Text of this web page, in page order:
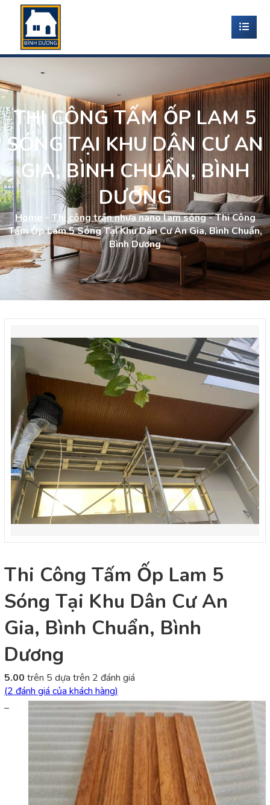
THI CÔNG TẤM ỐP LAM 5
SÓNG TẠI KHU DÂN CƯ AN
GIA, BÌNH CHUẨN, BÌNH
DƯƠNG
Home - Thi công trần nhựa nano lam sóng-Thi Công
Tấm Ốp Lam 5 Sóng Tại Khu Dân Cư An Gia, Bình Chuẩn,
Bình Dương
Thi Công Tấm Ốp Lam 5
Sóng Tại Khu Dân Cư An
Gia, Bình Chuẩn, Bình
Dương
5.00 trên 5 dựa trên 2 đánh giá
(2 đánh giá của khách hàng)
–